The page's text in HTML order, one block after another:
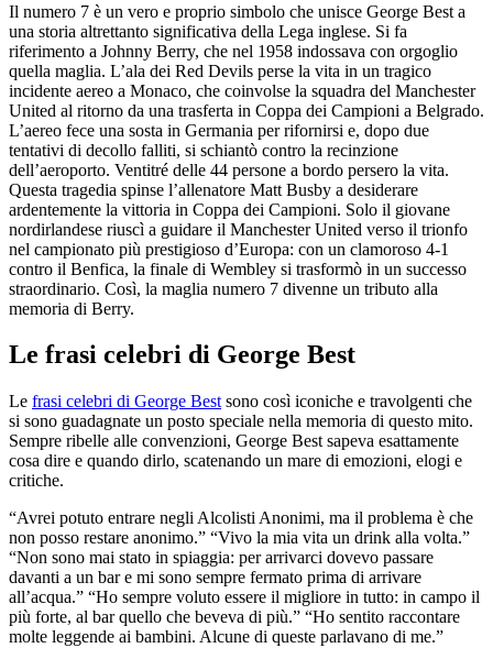
Il numero 7 è un vero e proprio simbolo che unisce George Best a
una storia altrettanto significativa della Lega inglese. Si fa
riferimento a Johnny Berry, che nel 1958 indossava con orgoglio
quella maglia. L’ala dei Red Devils perse la vita in un tragico
incidente aereo a Monaco, che coinvolse la squadra del Manchester
United al ritorno da una trasferta in Coppa dei Campioni a Belgrado.
L’aereo fece una sosta in Germania per rifornirsi e, dopo due
tentativi di decollo falliti, si schiantò contro la recinzione
dell’aeroporto. Ventitré delle 44 persone a bordo persero la vita.
Questa tragedia spinse l’allenatore Matt Busby a desiderare
ardentemente la vittoria in Coppa dei Campioni. Solo il giovane
nordirlandese riuscì a guidare il Manchester United verso il trionfo
nel campionato più prestigioso d’Europa: con un clamoroso 4-1
contro il Benfica, la finale di Wembley si trasformò in un successo
straordinario. Così, la maglia numero 7 divenne un tributo alla
memoria di Berry.
Le frasi celebri di George Best
Le frasi celebri di George Best sono così iconiche e travolgenti che
si sono guadagnate un posto speciale nella memoria di questo mito.
Sempre ribelle alle convenzioni, George Best sapeva esattamente
cosa dire e quando dirlo, scatenando un mare di emozioni, elogi e
critiche.
“Avrei potuto entrare negli Alcolisti Anonimi, ma il problema è che
non posso restare anonimo.” “Vivo la mia vita un drink alla volta.”
“Non sono mai stato in spiaggia: per arrivarci dovevo passare
davanti a un bar e mi sono sempre fermato prima di arrivare
all’acqua.” “Ho sempre voluto essere il migliore in tutto: in campo il
più forte, al bar quello che beveva di più.” “Ho sentito raccontare
molte leggende ai bambini. Alcune di queste parlavano di me.”